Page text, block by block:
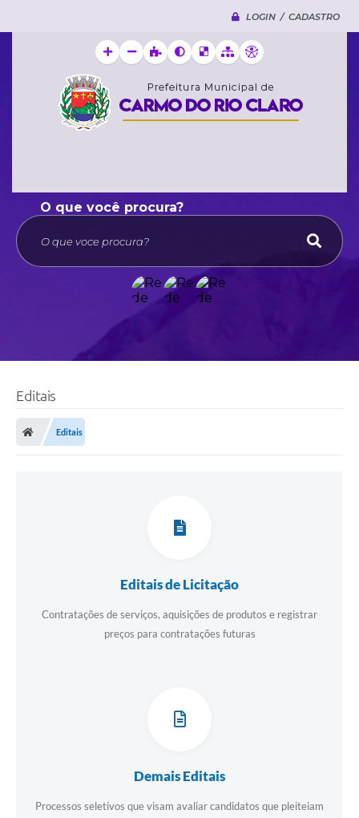
LOGIN / CADASTRO
O que voce procura?
Editais
Editais
Editais de Licitação
Contratações de serviços, aquisições de produtos e registrar
preços para contratações futuras
Demais Editais
Processos seletivos que visam avaliar candidatos que pleiteiam